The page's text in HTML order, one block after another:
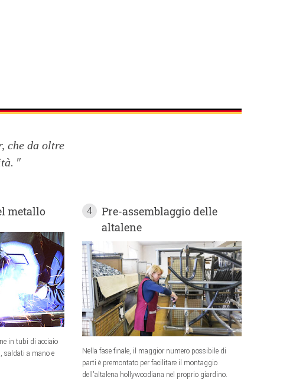
che da oltre
metallo
in tubi di acciaio
saldati a mano e
4
Pre-assemblaggio delle
altalene
Nella fase finale, il maggior numero possibile di
parti è premontato per facilitare il montaggio
dell'altalena hollywoodiana nel proprio giardino.